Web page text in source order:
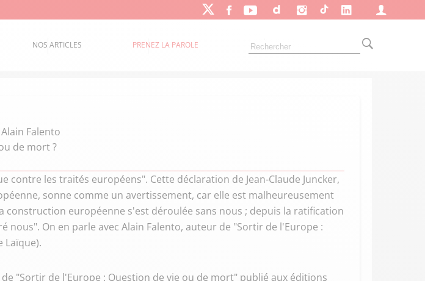
NOS ARTICLES PRENEZ LA PAROLE
Falento
de mort ?
contre les traités européens". Cette déclaration de Jean-Claude Juncker,
sonne comme un avertissement, car elle est malheureusement
construction européenne s'est déroulée sans nous ; depuis la ratification
nous". On en parle avec Alain Falento, auteur de "Sortir de l'Europe :
Laïque).
"Sortir de l'Europe : Question de vie ou de mort" publié aux éditions